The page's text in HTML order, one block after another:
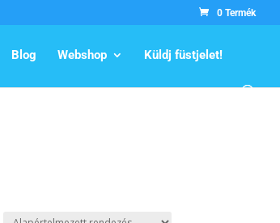
0 Termék
Blog Webshop Küldj füstjelet!